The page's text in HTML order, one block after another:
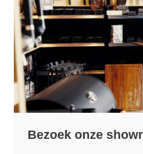
Bezoek onze